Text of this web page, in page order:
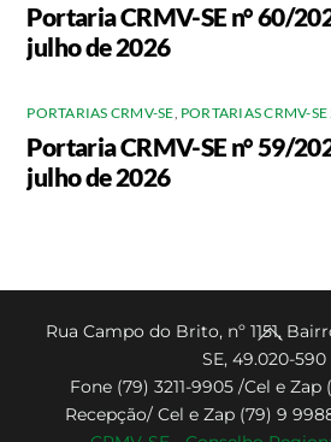
Portaria CRMV-SE n° 60/
julho de 2026
PORTARIAS CRMV-SE, PORTARIAS CRMV-
Portaria CRMV-SE n° 59/
julho de 2026
Back
To
Top
Rua Campo do Brito, nº 1151,
SE, 49.020-590
Fone (79) 3211-9905 /Cel e
Recepção/ Cel e Zap (79) 9